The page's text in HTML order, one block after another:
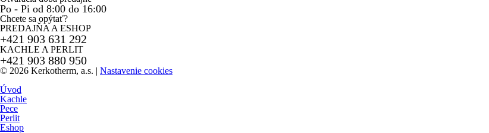
Po - Pi od 8:00 do 16:00
Chcete sa opýtať?
PREDAJŇA A ESHOP
+421 903 631 292
KACHLE A PERLIT
+421 903 880 950
© 2026 Kerkotherm, a.s. | Nastavenie cookies
Úvod
Kachle
Pece
Perlit
Eshop